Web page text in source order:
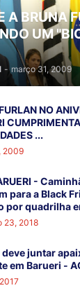
A BRUNA
UM
- março 31, 2009
NO
...
2009
-
para a Black
por quadrilha
23, 2018
juntar
em Barueri -